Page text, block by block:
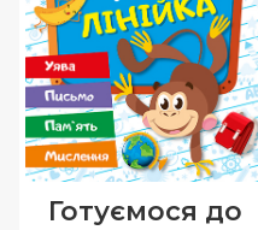
Готуємося до